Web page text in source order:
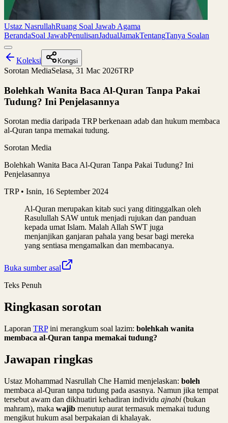
Ustaz NasrullahRuang Soal Jawab Agama
BerandaSoal JawabPenulisanJadualJamakTentangTanya Soalan
Koleksi Kongsi
Sorotan MediaSelasa, 31 Mac 2026TRP
Bolehkah Wanita Baca Al-Quran Tanpa Pakai
Tudung? Ini Penjelasannya
Sorotan media daripada TRP berkenaan adab dan hukum membaca
al-Quran tanpa memakai tudung.
Sorotan Media
Bolehkah Wanita Baca Al-Quran Tanpa Pakai Tudung? Ini
Penjelasannya
TRP• Isnin, 16 September 2024
Al-Quran merupakan kitab suci yang ditinggalkan oleh
Rasulullah SAW untuk menjadi rujukan dan panduan
kepada umat Islam. Malah Allah SWT juga
menjanjikan ganjaran pahala yang besar bagi mereka
yang sentiasa mengamalkan dan membacanya.
Buka sumber asal
Teks Penuh
Ringkasan sorotan
Laporan TRPini merangkum soal lazim: bolehkah wanita
membaca al-Quran tanpa memakai tudung?
Jawapan ringkas
Ustaz Mohammad Nasrullah Che Hamid menjelaskan: boleh
membaca al-Quran tanpa tudung pada asasnya. Namun jika tempat
tersebut awam dan dikhuatiri kehadiran individu ajnabi (bukan
mahram), maka wajib menutup aurat termasuk memakai tudung
mengikut hukum asal berpakaian di khalayak.